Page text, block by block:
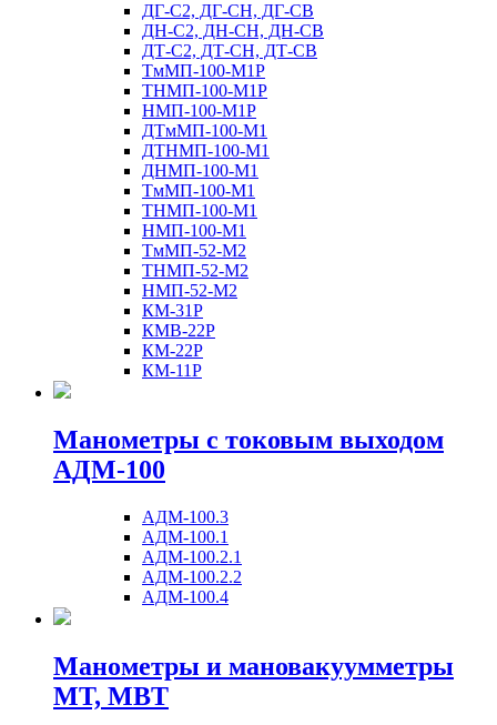
ДГ-С2, ДГ-СН, ДГ-СВ
ДН-С2, ДН-СН, ДН-СВ
ДТ-С2, ДТ-СН, ДТ-СВ
ТмМП-100-М1Р
ТНМП-100-М1Р
НМП-100-М1Р
ДТмМП-100-М1
ДТНМП-100-М1
ДНМП-100-М1
ТмМП-100-М1
ТНМП-100-М1
НМП-100-М1
ТмМП-52-М2
ТНМП-52-М2
НМП-52-М2
КМ-31Р
КМВ-22Р
КМ-22Р
КМ-11Р
Манометры с токовым выходом
АДМ-100
АДМ-100.3
АДМ-100.1
АДМ-100.2.1
АДМ-100.2.2
АДМ-100.4
Манометры и мановакуумметры
МТ, МВТ